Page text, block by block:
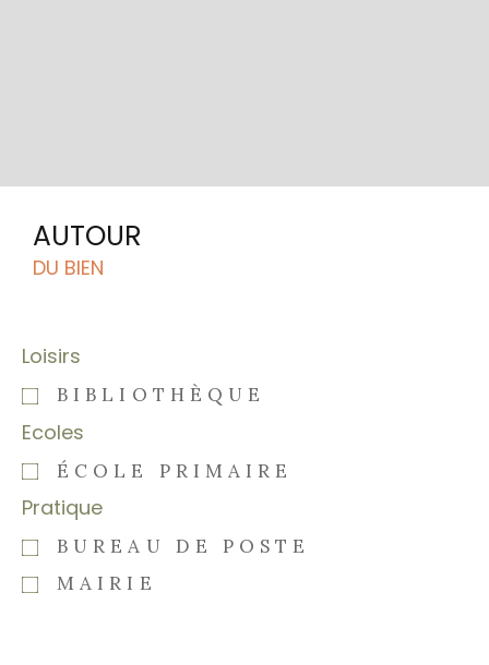
AUTOUR
DU BIEN
Loisirs
BIBLIOTHÈQUE
Ecoles
ÉCOLE PRIMAIRE
Pratique
BUREAU DE POSTE
MAIRIE